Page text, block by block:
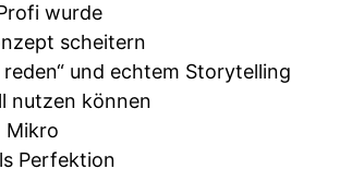
wurde
scheitern
und echtem Storytelling
nutzen können
Mikro
Perfektion